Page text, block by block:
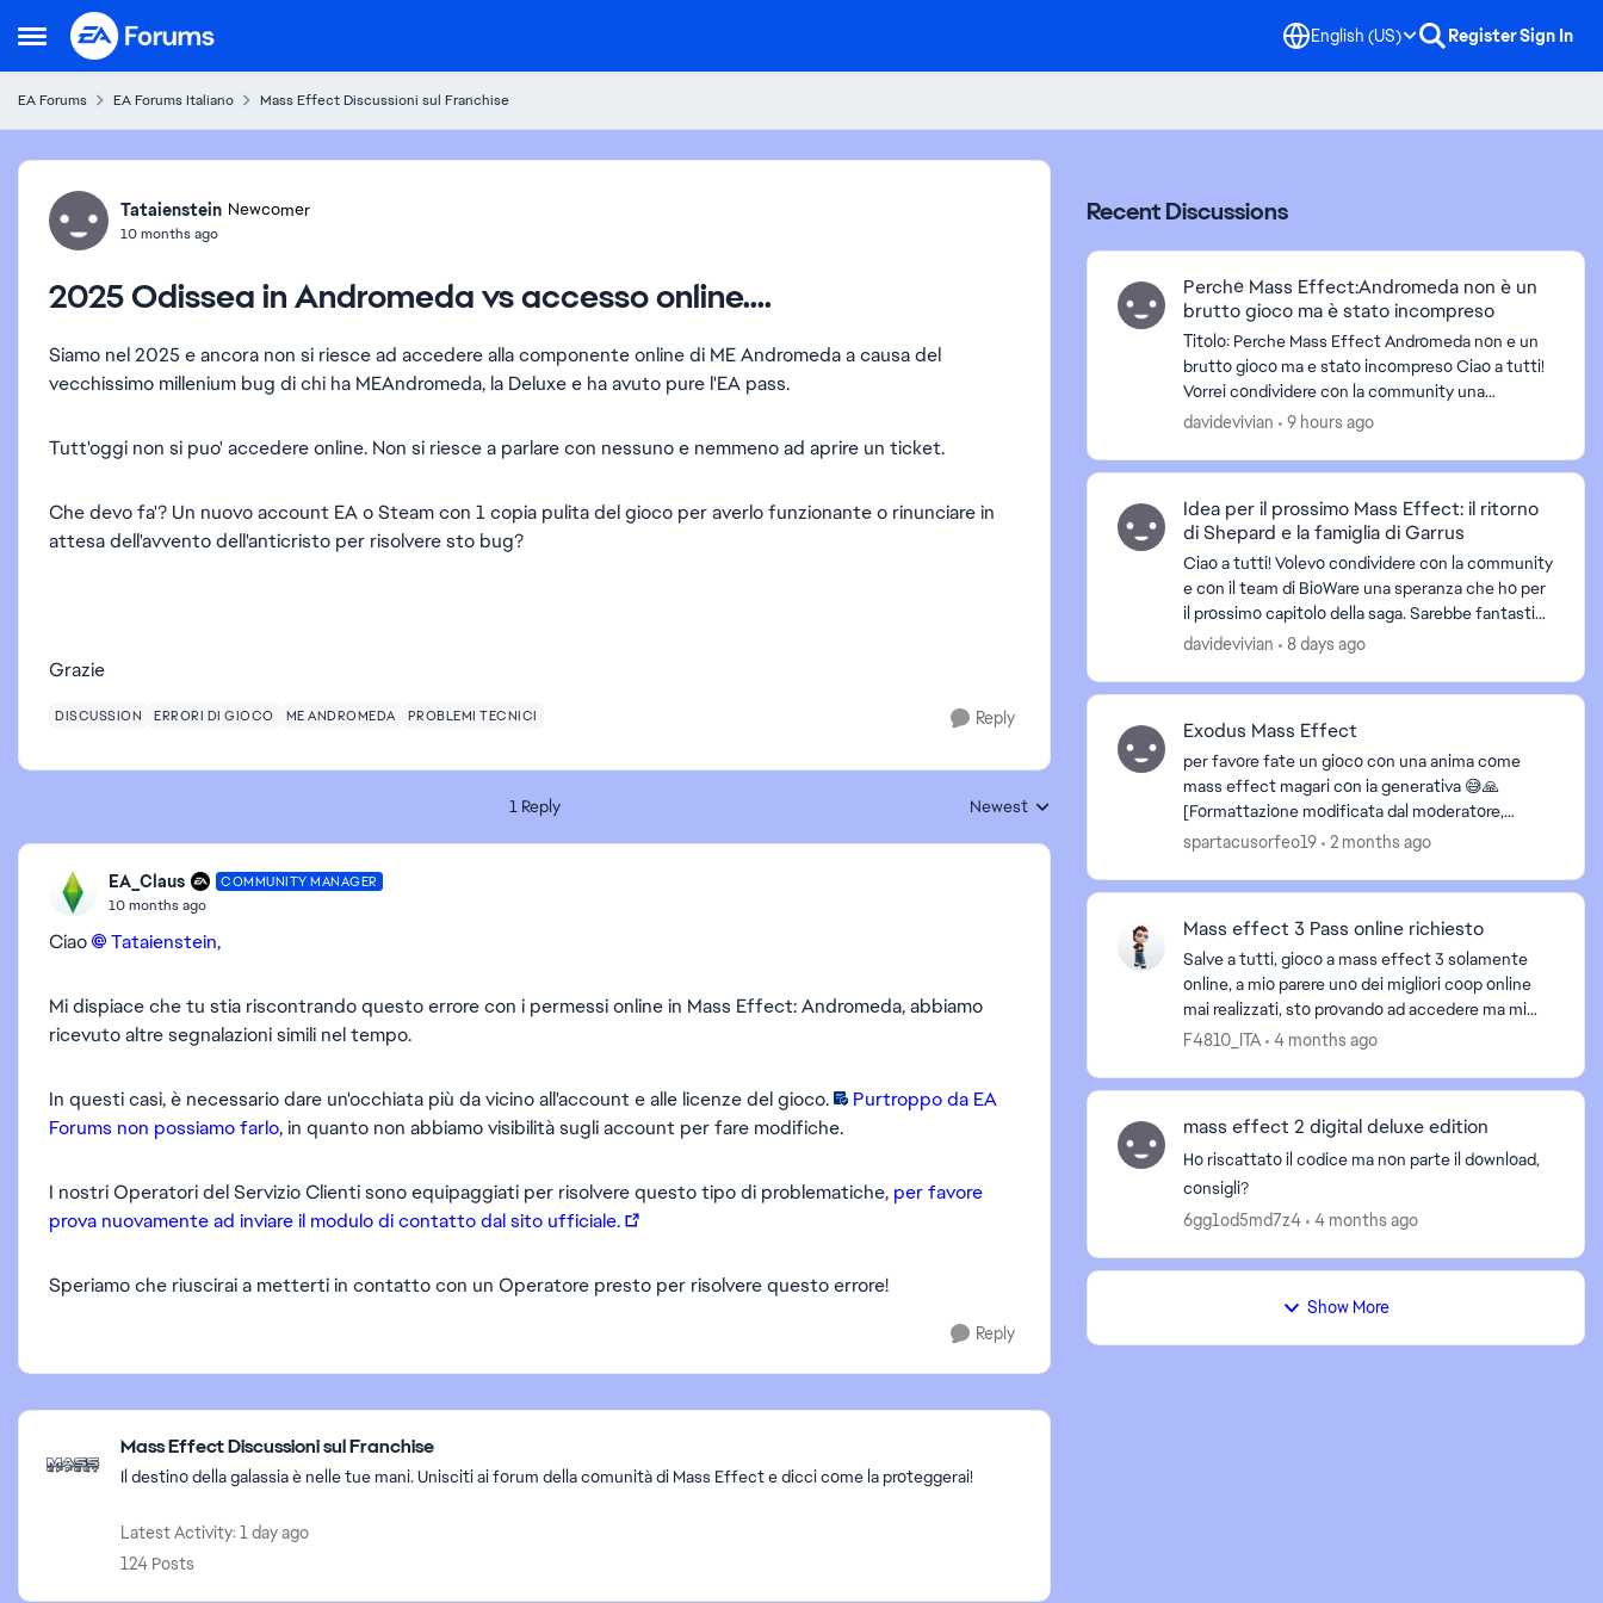
Open Side Menu
Skip to content English (US) RegisterSign In
EA Forums EA Forums Italiano Mass Effect Discussioni sul Franchise
Forum Discussion
Tataienstein Newcomer
10 months ago
2025 Odissea in Andromeda vs accesso online....
Siamo nel 2025 e ancora non si riesce ad accedere alla componente online di ME Andromeda a causa del
vecchissimo millenium bug di chi ha MEAndromeda, la Deluxe e ha avuto pure l'EA pass.
Tutt'oggi non si puo' accedere online. Non si riesce a parlare con nessuno e nemmeno ad aprire un ticket.
Che devo fa'? Un nuovo account EA o Steam con 1 copia pulita del gioco per averlo funzionante o rinunciare in
attesa dell'avvento dell'anticristo per risolvere sto bug?
Grazie
DISCUSSION ERRORI DI GIOCO ME ANDROMEDA PROBLEMI TECNICI Reply
1 Reply Replies sorted by
Newest
EA_Claus COMMUNITY MANAGER
10 months ago
Ciao Tataienstein​,
Mi dispiace che tu stia riscontrando questo errore con i permessi online in Mass Effect: Andromeda, abbiamo
ricevuto altre segnalazioni simili nel tempo.
In questi casi, è necessario dare un'occhiata più da vicino all'account e alle licenze del gioco.
Purtroppo da EA
Forums non possiamo farlo,in quanto non abbiamo visibilità sugli account per fare modifiche.
I nostri Operatori del Servizio Clienti sono equipaggiati per risolvere questo tipo di problematiche, per favore
prova nuovamente ad inviare il modulo di contatto dal sito ufficiale.
Speriamo che riuscirai a metterti in contatto con un Operatore presto per risolvere questo errore!
Reply
Featured Places
Mass Effect Discussioni sul Franchise
Il destino della galassia è nelle tue mani. Unisciti ai forum della comunità di Mass Effect e dicci come la proteggerai!
Latest Activity: 1 day ago
124 Posts
Recent Discussions
Perché Mass Effect:Andromeda non è un
brutto gioco ma è stato incompreso
Titolo: Perche Mass Effect Andromeda non e un
brutto gioco ma e stato incompreso Ciao a tutti!
Vorrei condividere con la community una
riflessione su Mass Effect Andromeda. Con il
davidevivian 9 hours ago
Idea per il prossimo Mass Effect: il ritorno
di Shepard e la famiglia di Garrus
Ciao a tutti! Volevo condividere con la community
e con il team di BioWare una speranza che ho per
il prossimo capitolo della saga. Sarebbe fantastico
se il gioco ripartisse dal finale con il ...
davidevivian 8 days ago
Exodus Mass Effect
per favore fate un gioco con una anima come
mass effect magari con ia generativa 😅🙏
[Formattazione modificata dal moderatore,
evitiamo per favore di scrivere tutto in maiuscolo
spartacusorfeo19 2 months ago
Mass effect 3 Pass online richiesto
Salve a tutti, gioco a mass effect 3 solamente
online, a mio parere uno dei migliori coop online
mai realizzati, sto provando ad accedere ma mi
chiede un pass online per accedere alla funzione
F4810_ITA 4 months ago
mass effect 2 digital deluxe edition
Ho riscattato il codice ma non parte il download,
consigli?
6gg1od5md7z4
4 months ago
Show More